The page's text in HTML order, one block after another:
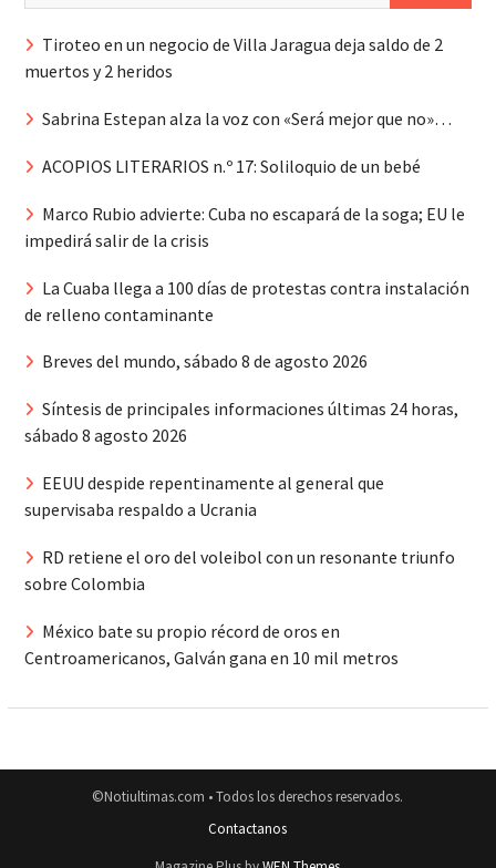
Tiroteo en un negocio de Villa Jaragua deja saldo de 2
muertos y 2 heridos
Sabrina Estepan alza la voz con «Será mejor que no»…
ACOPIOS LITERARIOS n.º 17: Soliloquio de un bebé
Marco Rubio advierte: Cuba no escapará de la soga; EU le
impedirá salir de la crisis
La Cuaba llega a 100 días de protestas contra instalación
de relleno contaminante
Breves del mundo, sábado 8 de agosto 2026
Síntesis de principales informaciones últimas 24 horas,
sábado 8 agosto 2026
EEUU despide repentinamente al general que
supervisaba respaldo a Ucrania
RD retiene el oro del voleibol con un resonante triunfo
sobre Colombia
México bate su propio récord de oros en
Centroamericanos, Galván gana en 10 mil metros
©Notiultimas.com • Todos los derechos reservados.
Contactanos